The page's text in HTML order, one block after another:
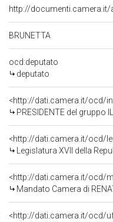
http://
BRUNETTA
ocd:deputato
deputato
<http://dati.camera.it/ocd/
PRESIDENTE del gruppo
<http://dati.camera.it/ocd/
Legislatura XVII della
<http://dati.camera.it/ocd/
Mandato Camera di
<http://dati.camera.it/ocd/